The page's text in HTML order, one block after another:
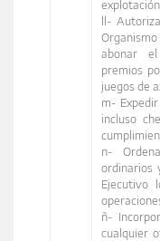
ll-
abonar
premios
juegos de
m-
incluso
n-
ordinarios
Ejecutivo
ñ-
cualquier